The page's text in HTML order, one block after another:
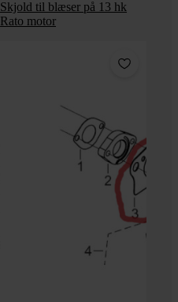
Skjold til blæser på 13 hk
Rato motor